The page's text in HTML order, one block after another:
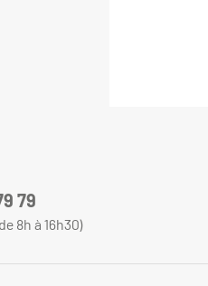
79
8h à 16h30)